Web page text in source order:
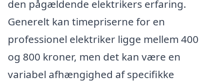
den pågældende elektrikers erfaring.
Generelt kan timepriserne for en
professionel elektriker ligge mellem 400
og 800 kroner, men det kan være en
variabel afhængighed af specifikke